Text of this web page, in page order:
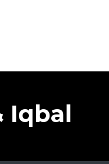
Iqbal